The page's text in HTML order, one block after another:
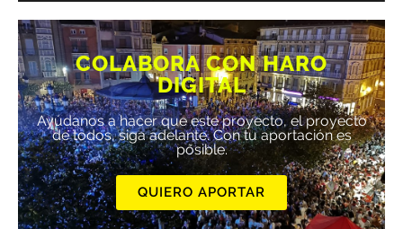
COLABORA CON HARO
DIGITAL
Ayúdanos a hacer que este proyecto, el proyecto
de todos, siga adelante. Con tu aportación es
posible.
QUIERO APORTAR